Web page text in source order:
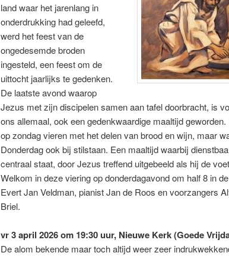
land waar het jarenlang in
onderdrukking had geleefd,
werd het feest van de
ongedesemde broden
ingesteld, een feest om de
uittocht jaarlijks te gedenken.
De laatste avond waarop
Jezus met zijn discipelen samen aan tafel doorbracht, is
ons allemaal, ook een gedenkwaardige maaltijd
op zondag vieren met het delen van brood en wijn, maar
Donderdag ook bij stilstaan. Een maaltijd waarbij
centraal staat, door Jezus treffend uitgebeeld als hij de
Welkom in deze viering op donderdagavond om half 8 in
Evert Jan Veldman, pianist Jan de Roos en voorzangers
Briel.
vr 3 april 2026 om 19:30 uur, Nieuwe Kerk (Goede
De alom bekende maar toch altijd weer zeer